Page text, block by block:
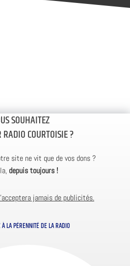
SOUHAITEZ
COURTOISIE ?
site ne vit que de vos dons ?
depuis toujours !
jamais de publicités.
LA PÉRENNITÉ DE LA RADIO